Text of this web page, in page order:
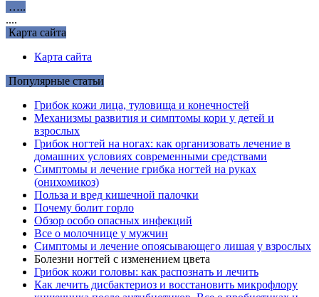
…..
....
Карта сайта
Карта сайта
Популярные статьи
Грибок кожи лица, туловища и конечностей
Механизмы развития и симптомы кори у детей и
взрослых
Грибок ногтей на ногах: как организовать лечение в
домашних условиях современными средствами
Симптомы и лечение грибка ногтей на руках
(онихомикоз)
Польза и вред кишечной палочки
Почему болит горло
Обзор особо опасных инфекций
Все о молочнице у мужчин
Симптомы и лечение опоясывающего лишая у взрослых
Болезни ногтей с изменением цвета
Грибок кожи головы: как распознать и лечить
Как лечить дисбактериоз и восстановить микрофлору